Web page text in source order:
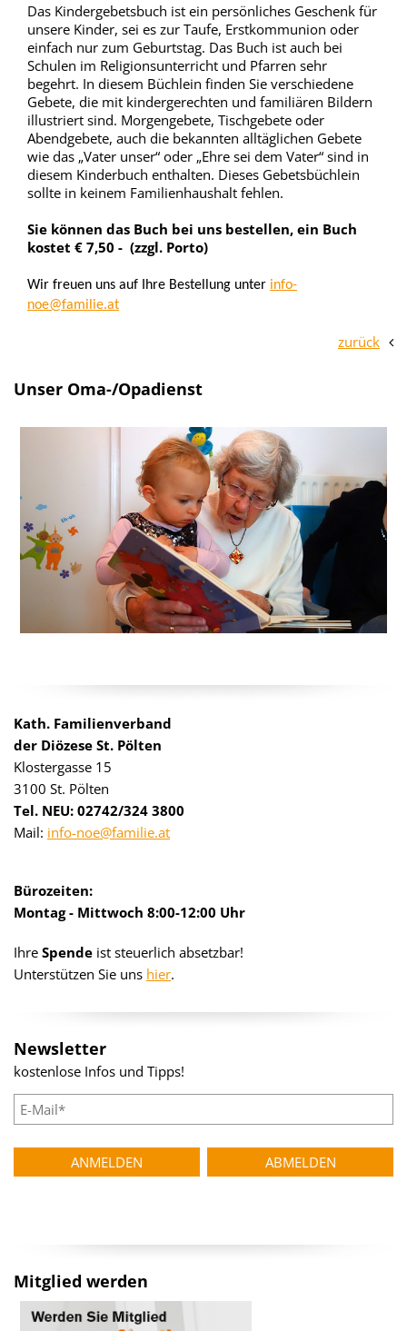
Das Kindergebetsbuch ist ein persönliches Geschenk für
unsere Kinder, sei es zur Taufe, Erstkommunion oder
einfach nur zum Geburtstag. Das Buch ist auch bei
Schulen im Religionsunterricht und Pfarren sehr
begehrt. In diesem Büchlein finden Sie verschiedene
Gebete, die mit kindergerechten und familiären Bildern
illustriert sind. Morgengebete, Tischgebete oder
Abendgebete, auch die bekannten alltäglichen Gebete
wie das „Vater unser“ oder „Ehre sei dem Vater“ sind in
diesem Kinderbuch enthalten. Dieses Gebetsbüchlein
sollte in keinem Familienhaushalt fehlen.
Sie können das Buch bei uns bestellen, ein Buch
kostet € 7,50 - (zzgl. Porto)
Wir freuen uns auf Ihre Bestellung unter info-
noe@familie.at
zurück
Unser Oma-/Opadienst
Kath. Familienverband
der Diözese St. Pölten
Klostergasse 15
3100 St. Pölten
Tel. NEU: 02742/324 3800
Mail: info-noe@familie.at
Bürozeiten:
Montag - Mittwoch 8:00-12:00 Uhr
Ihre Spende ist steuerlich absetzbar!
Unterstützen Sie uns hier.
Newsletter
kostenlose Infos und Tipps!
Mitglied werden